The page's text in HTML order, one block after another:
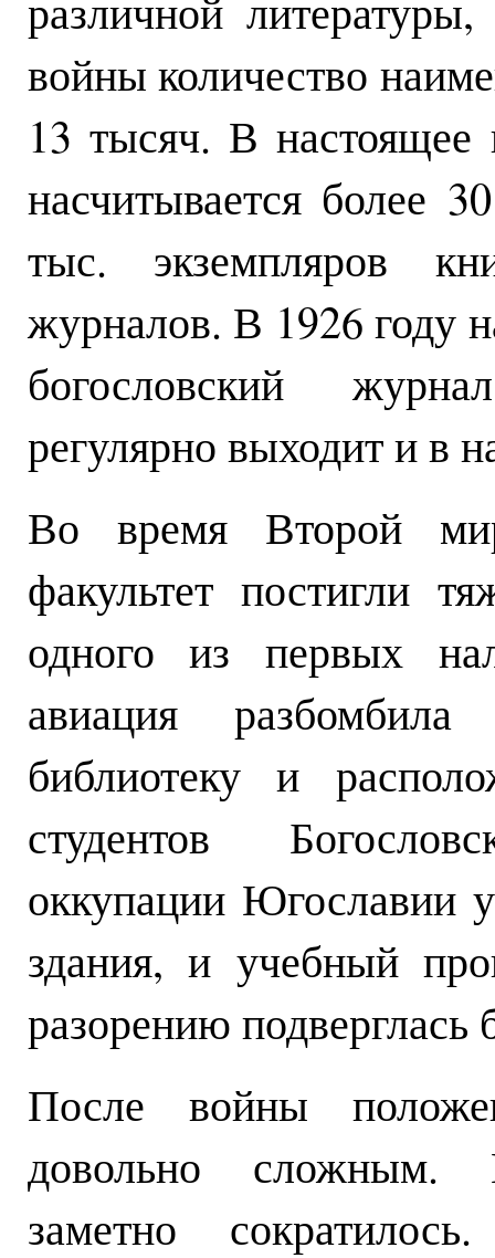
войны количество
13 тысяч. В
насчитывается более
тыс. экземпляров
журналов. В 1926 году
богословский
регулярно выходит и в
Во время Второй
факультет постигли
одного из первых
авиация
библиотеку и
студентов
оккупации Югославии
здания, и учебный
разорению подверглась
После войны
довольно сложным.
заметно